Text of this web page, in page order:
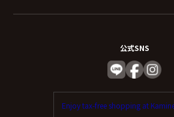
公式SNS
Enjoy tax-free shopping at